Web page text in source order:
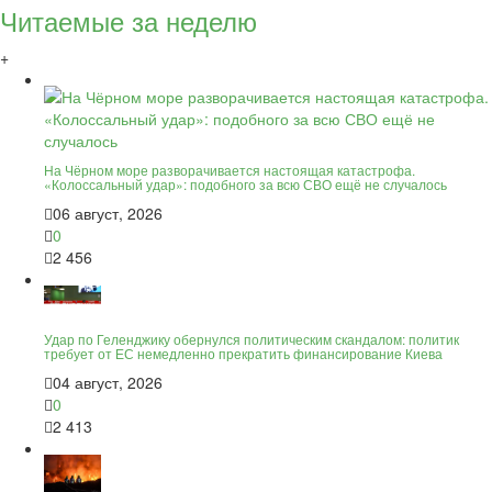
Читаемые за неделю
+
На Чёрном море разворачивается настоящая катастрофа.
«Колоссальный удар»: подобного за всю СВО ещё не случалось
06 август, 2026
0
2 456
Удар по Геленджику обернулся политическим скандалом: политик
требует от ЕС немедленно прекратить финансирование Киева
04 август, 2026
0
2 413